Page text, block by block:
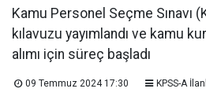
Kamu Personel Seçme Sınavı
kılavuzu yayımlandı ve kamu
alımı için süreç başladı
09 Temmuz 2024 17:30 KPSS-A